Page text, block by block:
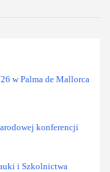
w Palma de Mallorca
konferencji
i Szkolnictwa